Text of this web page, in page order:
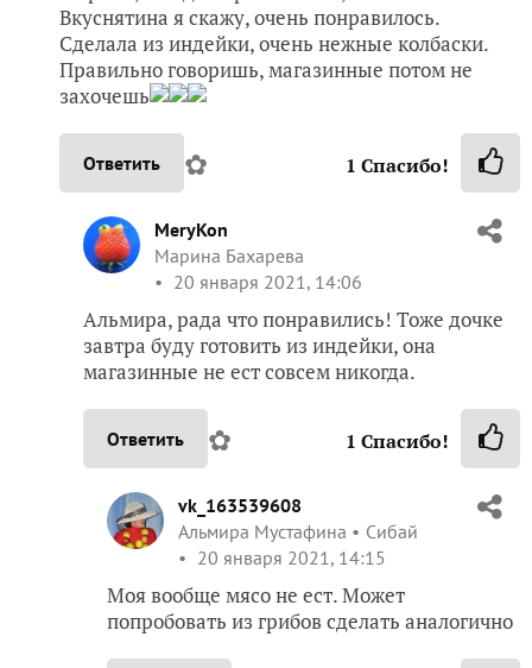
Вкуснятина я скажу, очень понравилось.
Сделала из индейки, очень нежные колбаски.
Правильно говоришь, магазинные потом не
захочешь
Ответить ✿ 1 Спасибо!
MeryKon
Марина Бахарева
20 января 2021, 14:06
Альмира, рада что понравились! Тоже дочке
завтра буду готовить из индейки, она
магазинные не ест совсем никогда.
Ответить ✿ 1 Спасибо!
vk_163539608
Альмира Мустафина
Сибай
20 января 2021, 14:15
Моя вообще мясо не ест. Может
попробовать из грибов сделать аналогично